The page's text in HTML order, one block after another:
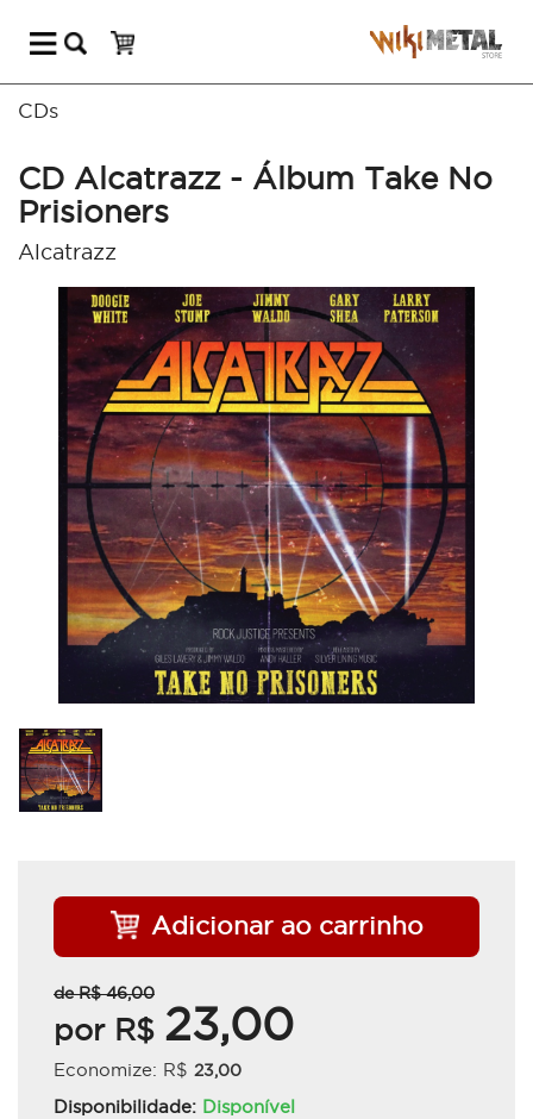
CDs
CD Alcatrazz - Álbum Take No
Prisioners
Alcatrazz
Adicionar ao carrinho
de R$46,00
por R$ 23,00
Economize: R$ 23,00
Disponibilidade: Disponível